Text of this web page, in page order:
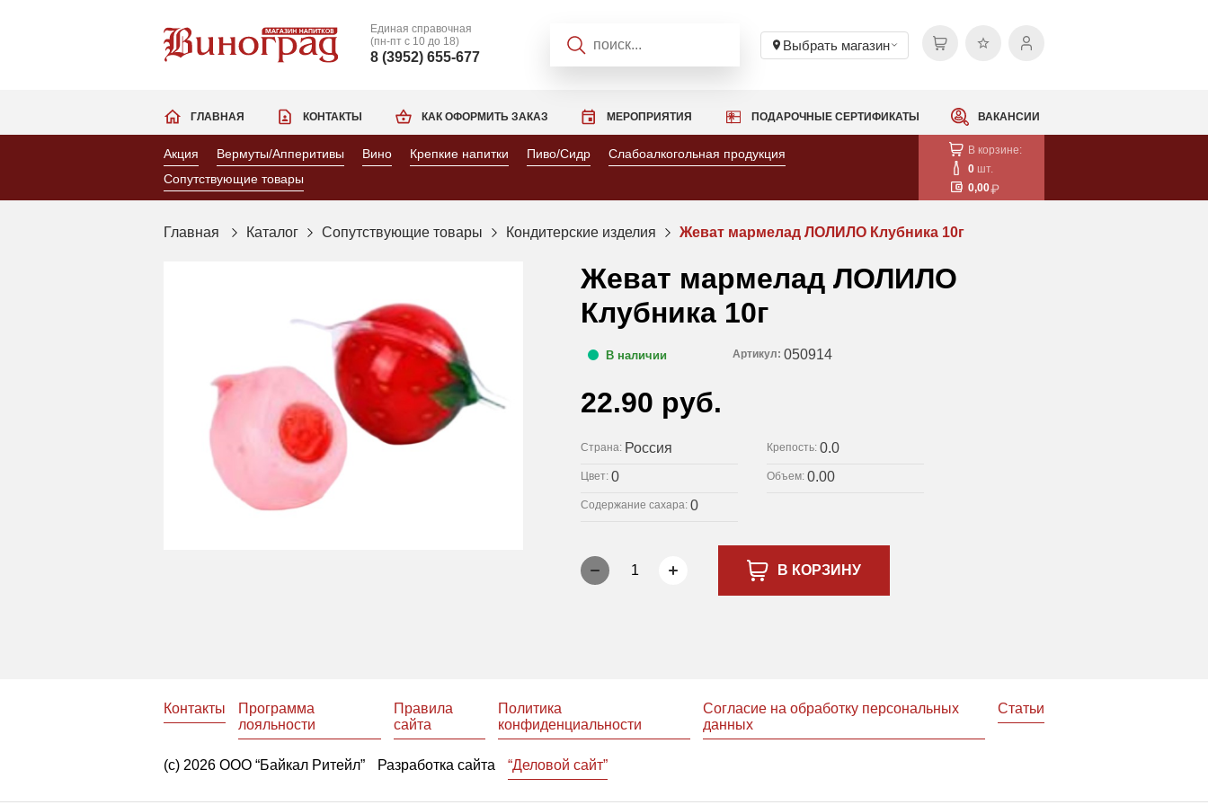
Единая справочная
(пн-пт с 10 до 18)
8 (3952) 655-677
Выбрать магазин
КАК ОФОРМИТЬ ЗАКАЗ МЕРОПРИЯТИЯ ПОДАРОЧНЫЕ СЕРТИФИКАТЫ ВАКАНСИИ
ГЛАВНАЯ КОНТАКТЫ
Акция Вермуты/Апперитивы Вино Крепкие напитки Пиво/Сидр
Слабоалкогольная продукция
Сопутствующие товары
В корзине:
0 шт.
0,00
Главная Каталог Сопутствующие товары Кондитерские изделия Жеват мармелад ЛОЛИЛО Клубника 10г
Жеват мармелад ЛОЛИЛО
Клубника 10г
В наличии Артикул: 050914
22.90 руб.
Страна: Россия Крепость: 0.0
Цвет: 0 Объем: 0.00
Содержание сахара: 0
1 В КОРЗИНУ
Контакты
Программа
лояльности
Правила
сайта
Политика
конфиденциальности
Согласие на обработку персональных
данных
Статьи
(с) 2026 ООО “Байкал Ритейл” Разработка сайта “Деловой сайт”